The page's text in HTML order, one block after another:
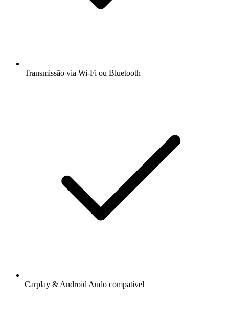
Transmissão via Wi-Fi ou Bluetooth
Carplay & Android Audo compatìvel